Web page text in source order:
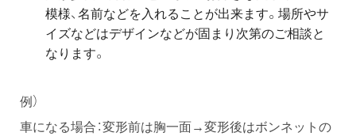
模様、名前などを入れることが出来ます。場所やサ
イズなどはデザインなどが固まり次第のご相談と
なります。
例）
車になる場合：変形前は胸一面→変形後はボンネットの